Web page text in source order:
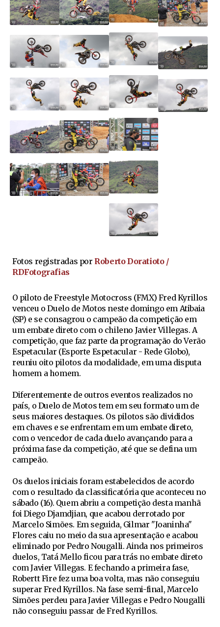
Fotos registradas por Roberto Doratioto /
RDFotografias
O piloto de Freestyle Motocross (FMX) Fred Kyrillos
venceu o Duelo de Motos neste domingo em Atibaia
(SP) e se consagrou o campeão da competição em
um embate direto com o chileno Javier Villegas. A
competição, que faz parte da programação do Verão
Espetacular (Esporte Espetacular - Rede Globo),
reuniu oito pilotos da modalidade, em uma disputa
homem a homem.
Diferentemente de outros eventos realizados no
país, o Duelo de Motos tem em seu formato um de
seus maiores destaques. Os pilotos são divididos
em chaves e se enfrentam em um embate direto,
com o vencedor de cada duelo avançando para a
próxima fase da competição, até que se defina um
campeão.
Os duelos iniciais foram estabelecidos de acordo
com o resultado da classificatória que aconteceu no
sábado (16). Quem abriu a competição desta manhã
foi Diego Djamdjian, que acabou derrotado por
Marcelo Simões. Em seguida, Gilmar "Joaninha"
Flores caiu no meio da sua apresentação e acabou
eliminado por Pedro Nougalli. Ainda nos primeiros
duelos, Tatá Mello ficou para trás no embate direto
com Javier Villegas. E fechando a primeira fase,
Robertt Fire fez uma boa volta, mas não conseguiu
superar Fred Kyrillos. Na fase semi-final, Marcelo
Simões perdeu para Javier Villegas e Pedro Nougalli
não conseguiu passar de Fred Kyrillos.